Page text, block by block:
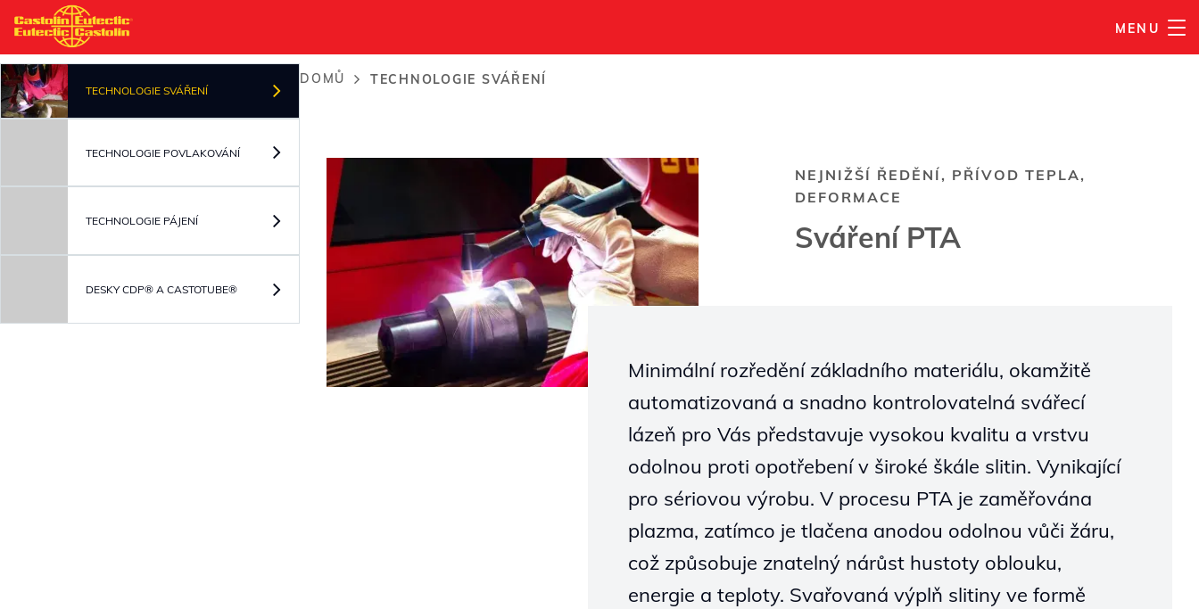
Přejít
hlavnímu
obsahu
MENU
DOMŮ TECHNOLOGIE SVÁŘENÍ
NEJNIŽŠÍ ŘEDĚNÍ, PŘÍVOD TEPLA,
DEFORMACE
Sváření PTA
Minimální rozředění základního materiálu, okamžitě
automatizovaná a snadno kontrolovatelná svářecí
lázeň pro Vás představuje vysokou kvalitu a vrstvu
odolnou proti opotřebení v široké škále slitin. Vynikající
pro sériovou výrobu. V procesu PTA je zaměřována
plazma, zatímco je tlačena anodou odolnou vůči žáru,
což způsobuje znatelný nárůst hustoty oblouku,
energie a teploty. Svařovaná výplň slitiny ve formě
TECHNOLOGIE SVÁŘENÍ
TECHNOLOGIE POVLAKOVÁNÍ
DESKY CDP® A CASTOTUBE®